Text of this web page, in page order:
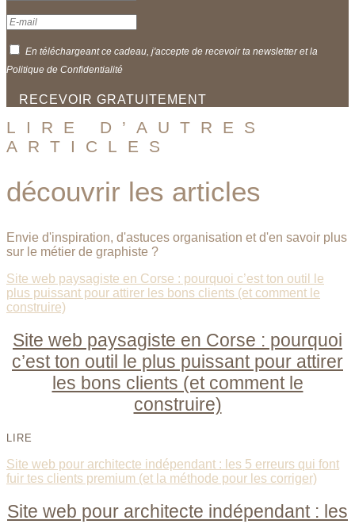
En téléchargeant ce cadeau, j'accepte de recevoir ta newsletter et la
Politique de Confidentialité
RECEVOIR GRATUITEMENT
LIRE D’AUTRES
ARTICLES
découvrir les articles
Envie d'inspiration, d'astuces organisation et d'en savoir plus
sur le métier de graphiste ?
Site web paysagiste en Corse : pourquoi c’est ton outil le
plus puissant pour attirer les bons clients (et comment le
construire)
Site web paysagiste en Corse : pourquoi
c’est ton outil le plus puissant pour attirer
les bons clients (et comment le
construire)
LIRE
Site web pour architecte indépendant : les 5 erreurs qui font
fuir tes clients premium (et la méthode pour les corriger)
Site web pour architecte indépendant : les